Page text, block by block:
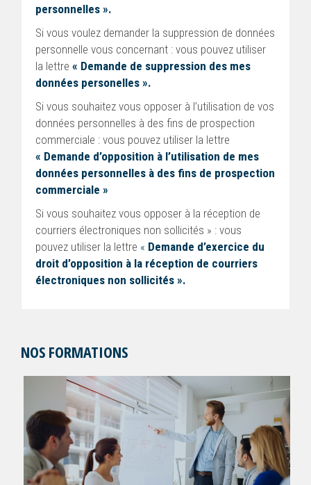
personnelles ».
Si vous voulez demander la suppression de données
personnelle vous concernant : vous pouvez utiliser
la lettre « Demande de suppression des mes
données personelles ».
Si vous souhaitez vous opposer à l’utilisation de vos
données personnelles à des fins de prospection
commerciale : vous pouvez utiliser la lettre
« Demande d’opposition à l’utilisation de mes
données personnelles à des fins de prospection
commerciale »
Si vous souhaitez vous opposer à la réception de
courriers électroniques non sollicités » : vous
pouvez utiliser la lettre « Demande d’exercice du
droit d’opposition à la réception de courriers
électroniques non sollicités ».
NOS FORMATIONS